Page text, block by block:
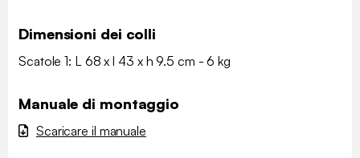
Dimensioni dei colli
Scatole 1: L 68 x l 43 x h 9.5 cm - 6 kg
Manuale di montaggio
Scaricare il manuale